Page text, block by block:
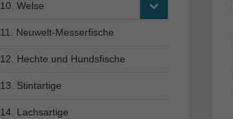
10. Welse
11. Neuwelt-Messerfische
12. Hechte und Hundsfische
13. Stintartige
14. Lachsartige